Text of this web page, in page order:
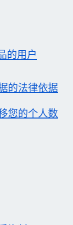
的用户
的法律依据
您的个人数